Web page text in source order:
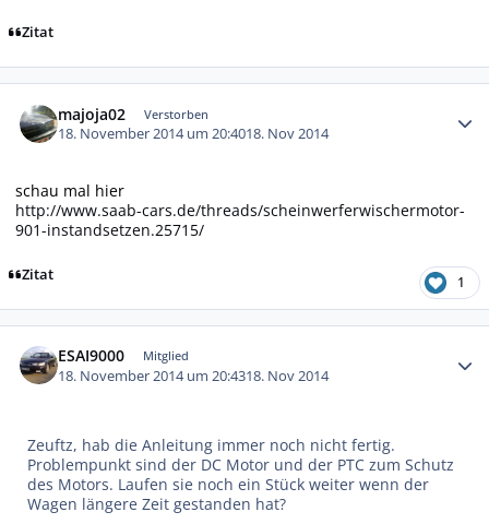
Zitat
majoja02 Verstorben
18. November 2014 um 20:4018. Nov 2014
schau mal hier
http://www.saab-cars.de/threads/scheinwerferwischermotor-
901-instandsetzen.25715/
Zitat 1
ESAI9000 Mitglied
18. November 2014 um 20:4318. Nov 2014
Zeuftz, hab die Anleitung immer noch nicht fertig.
Problempunkt sind der DC Motor und der PTC zum Schutz
des Motors. Laufen sie noch ein Stück weiter wenn der
Wagen längere Zeit gestanden hat?